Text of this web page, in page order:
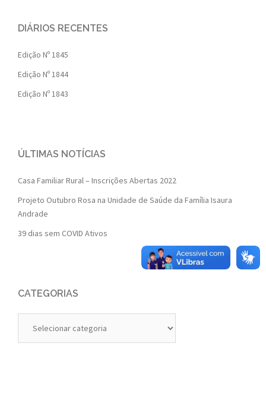
DIÁRIOS RECENTES
Edição Nº 1845
Edição Nº 1844
Edição Nº 1843
ÚLTIMAS NOTÍCIAS
Casa Familiar Rural – Inscrições Abertas 2022
Projeto Outubro Rosa na Unidade de Saúde da Família Isaura
Andrade
39 dias sem COVID Ativos
CATEGORIAS